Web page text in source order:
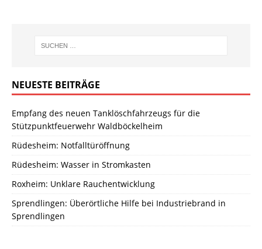
NEUESTE BEITRÄGE
Empfang des neuen Tanklöschfahrzeugs für die
Stützpunktfeuerwehr Waldböckelheim
Rüdesheim: Notfalltüröffnung
Rüdesheim: Wasser in Stromkasten
Roxheim: Unklare Rauchentwicklung
Sprendlingen: Überörtliche Hilfe bei Industriebrand in
Sprendlingen